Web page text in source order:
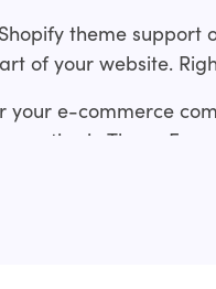
theme support
of your website.
your e-commerce
in
you from